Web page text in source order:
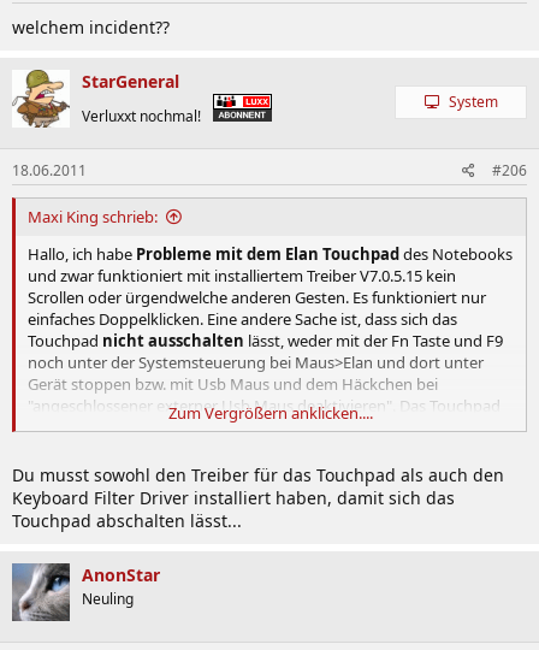
welchem incident??
StarGeneral
Verluxxt nochmal!
System
18.06.2011 #206
Maxi King schrieb:
Hallo, ich habe Probleme mit dem Elan Touchpaddes Notebooks
und zwar funktioniert mit installiertem Treiber V7.0.5.15 kein
Scrollen oder ürgendwelche anderen Gesten. Es funktioniert nur
einfaches Doppelklicken. Eine andere Sache ist, dass sich das
Touchpad nicht ausschalten lässt, weder mit der Fn Taste und F9
noch unter der Systemsteuerung bei Maus>Elan und dort unter
Gerät stoppen bzw. mit Usb Maus und dem Häckchen bei
"angeschlossener externer Usb Maus deaktivieren". Das Touchpad
läuft weiter und ist höchst sensibel dabei, was nervig werden kann
Auch ein Deinstallieren des Treibers unter Geräte-Manager und eine
Neuinstallation ändert nichts. Seltsamerweise funktioniert das
Scrollen mit deinstalliertem Treiber. Dies kann aber keine
Dauerlösung sein, denn das Touchpad muss doch ürgendwie
Hat jemand ähnliche Probleme oder
Zum Vergrößern anklicken....
Du musst sowohl den Treiber für das Touchpad als auch den
Keyboard Filter Driver installiert haben, damit sich das
Touchpad abschalten lässt...
AnonStar
Neuling